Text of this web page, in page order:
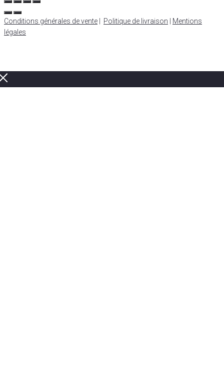
Conditions générales de vente Politique de livraison
Mentions
légales